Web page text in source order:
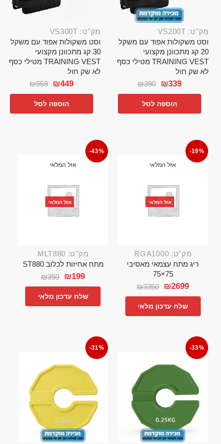
מק"ט: VS200T
וסט משקולות אפוד עם משקל
20 קג מתכוונן מקצועי
TRAINING VEST מטילי כסף
לא שק חול
₪390 ₪339
הוספה לסל
מק"ט: VS300T
וסט משקולות אפוד עם משקל
30 קג מתכוונן מקצועי
TRAINING VEST מטילי כסף
לא שק חול
₪559 ₪449
הוספה לסל
-19%
אזל המלאי
אזל המלאי
מק"ט: RGA1000
ריג מתח עצמאי מאסיבי
75×75
₪3350 ₪2699
שלח עדכון מלאי
-43%
אזל המלאי
אזל המלאי
מק"ט: MLT880
מתח אחיזות לכלוב ST880
₪350 ₪199
שלח עדכון מלאי
-33%
-31%